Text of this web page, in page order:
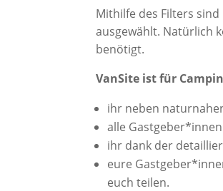
Mithilfe des Filters
ausgewählt. Natürlich
benötigt.
VanSite ist für
ihr neben
alle
ihr dank der
eure
euch teilen.